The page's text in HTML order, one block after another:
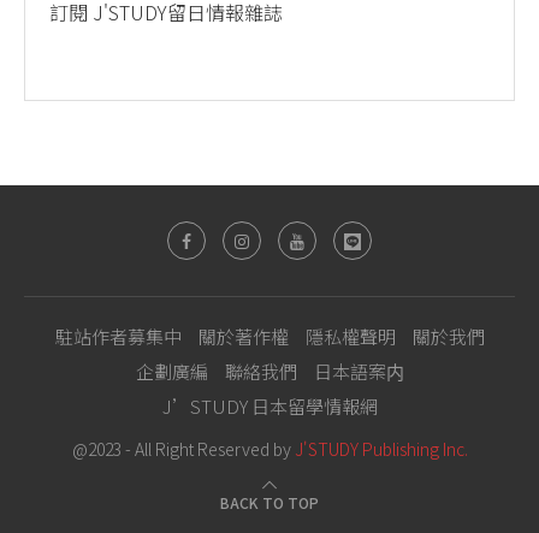
訂閱 J'STUDY留日情報雜誌
駐站作者募集中 關於著作權 隱私權聲明
關於我們
企劃廣編
聯絡我們
日本語案内
J’STUDY 日本留學情報網
@2023 - All Right Reserved by J'STUDY Publishing Inc.
BACK TO TOP